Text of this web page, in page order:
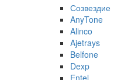
Созвездие
AnyTone
Alinco
Ajetrays
Belfone
Dexp
Entel